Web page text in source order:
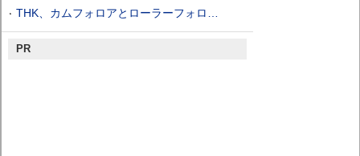
THK、カムフォロアとローラーフォロ…
PR